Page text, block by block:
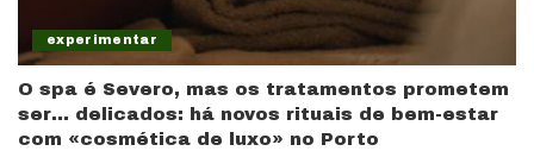
experimentar
O spa é Severo, mas os tratamentos prometem
ser… delicados: há novos rituais de bem-estar
com «cosmética de luxo» no Porto